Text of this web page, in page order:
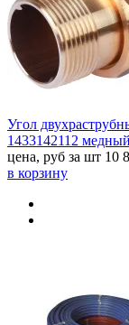
Угол
1433142112 медный
цена, руб за шт 10
в корзину